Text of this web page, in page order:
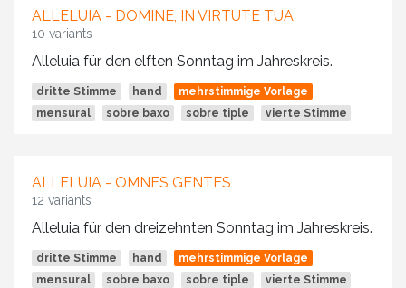
ALLELUIA - DOMINE, IN VIRTUTE TUA
10 variants
Alleluia für den elften Sonntag im Jahreskreis.
dritte Stimme hand
mehrstimmige Vorlage
mensural
sobre baxo sobre tiple vierte Stimme
ALLELUIA - OMNES GENTES
12 variants
Alleluia für den dreizehnten Sonntag im Jahreskreis.
dritte Stimme hand
mehrstimmige Vorlage
mensural
sobre baxo sobre tiple vierte Stimme